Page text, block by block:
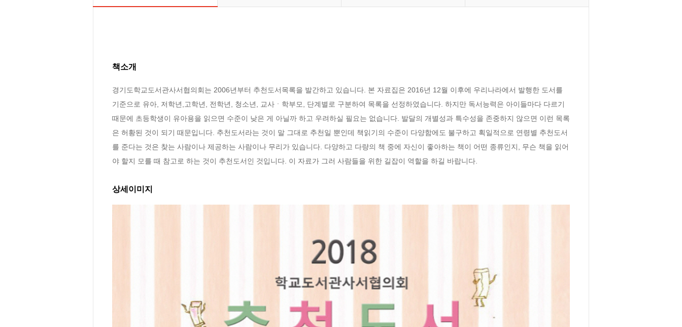
책소개
경기도학교도서관사서협의회는 2006년부터 추천도서목록을 발간하고 있습니다. 본 자료집은 2016년 12월 이후에 우리나라에서 발행한 도서를
기준으로 유아, 저학년,고학년, 전학년, 청소년, 교사ㆍ학부모, 단계별로 구분하여 목록을 선정하였습니다. 하지만 독서능력은 아이들마다 다르기
때문에 초등학생이 유아용을 읽으면 수준이 낮은 게 아닐까 하고 우려하실 필요는 없습니다. 발달의 개별성과 특수성을 존중하지 않으면 이런 목록
은 허황된 것이 되기 때문입니다. 추천도서라는 것이 말 그대로 추천일 뿐인데 책읽기의 수준이 다양함에도 불구하고 획일적으로 연령별 추천도서
를 준다는 것은 찾는 사람이나 제공하는 사람이나 무리가 있습니다. 다양하고 다량의 책 중에 자신이 좋아하는 책이 어떤 종류인지, 무슨 책을 읽어
야 할지 모를 때 참고로 하는 것이 추천도서인 것입니다. 이 자료가 그러 사람들을 위한 길잡이 역할을 하길 바랍니다.
상세이미지